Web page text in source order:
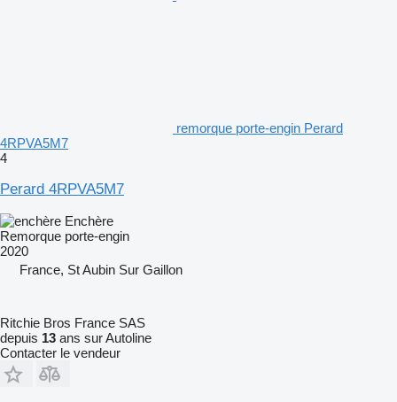
remorque porte-engin Perard
4RPVA5M7
4
Perard 4RPVA5M7
Enchère
Remorque porte-engin
2020
France, St Aubin Sur Gaillon
Ritchie Bros France SAS
depuis 13 ans sur Autoline
Contacter le vendeur